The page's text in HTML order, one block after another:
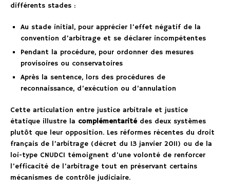
différents stades :
Au stade initial, pour apprécier l’effet négatif de la
convention d’arbitrage et se déclarer incompétentes
Pendant la procédure, pour ordonner des mesures
provisoires ou conservatoires
Après la sentence, lors des procédures de
reconnaissance, d’exécution ou d’annulation
Cette articulation entre justice arbitrale et justice
étatique illustre la complémentaritédes deux systèmes
plutôt que leur opposition. Les réformes récentes du droit
français de l’arbitrage (décret du 13 janvier 2011) ou de la
loi-type CNUDCI témoignent d’une volonté de renforcer
l’efficacité de l’arbitrage tout en préservant certains
mécanismes de contrôle judiciaire.